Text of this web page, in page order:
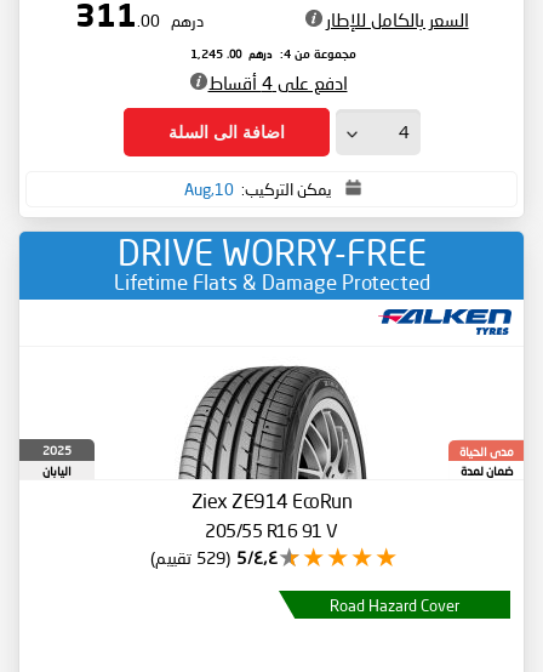
السعر بالكامل للإطار درهم 311
.00
مجموعة من 4: درهم 1,245
.00
ادفع على 4 أقساط
اضافة الى السلة
يمكن التركيب: 10,Aug
DRIVE WORRY-FREE
Lifetime Flats & Damage Protected
مدى الحياة
ضمان لمدة
2025
اليابان
Ziex ZE914 EcoRun
205/55 R16 91 V
٤٫٤/5 (529 تقييم)
Road Hazard Cover